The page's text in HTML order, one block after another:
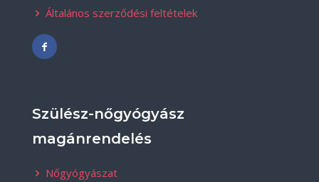
Általános szerződési feltételek
Szülész-nőgyógyász
magánrendelés
Nőgyógyászat